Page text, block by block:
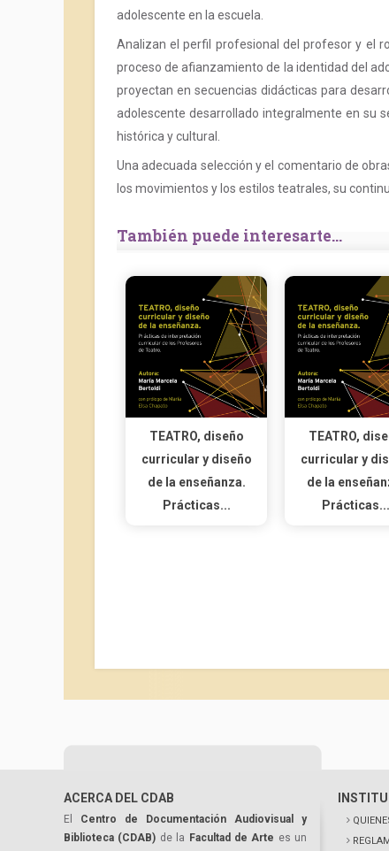
adolescente en la escuela.
Analizan el perfil profesional del profesor y el
proceso de afianzamiento de la identidad del
proyectan en secuencias didácticas para
adolescente desarrollado integralmente en su
histórica y cultural.
Una adecuada selección y el comentario de
los movimientos y los estilos teatrales, su
También puede interesarte...
TEATRO, diseño
curricular y diseño
de la enseñanza.
Prácticas...
TEATRO,
curricular y
de la
Prácticas...
ACERCA DEL CDAB
El Centro de Documentación Audiovisual y
Biblioteca (CDAB) de la Facultad de Arte es un